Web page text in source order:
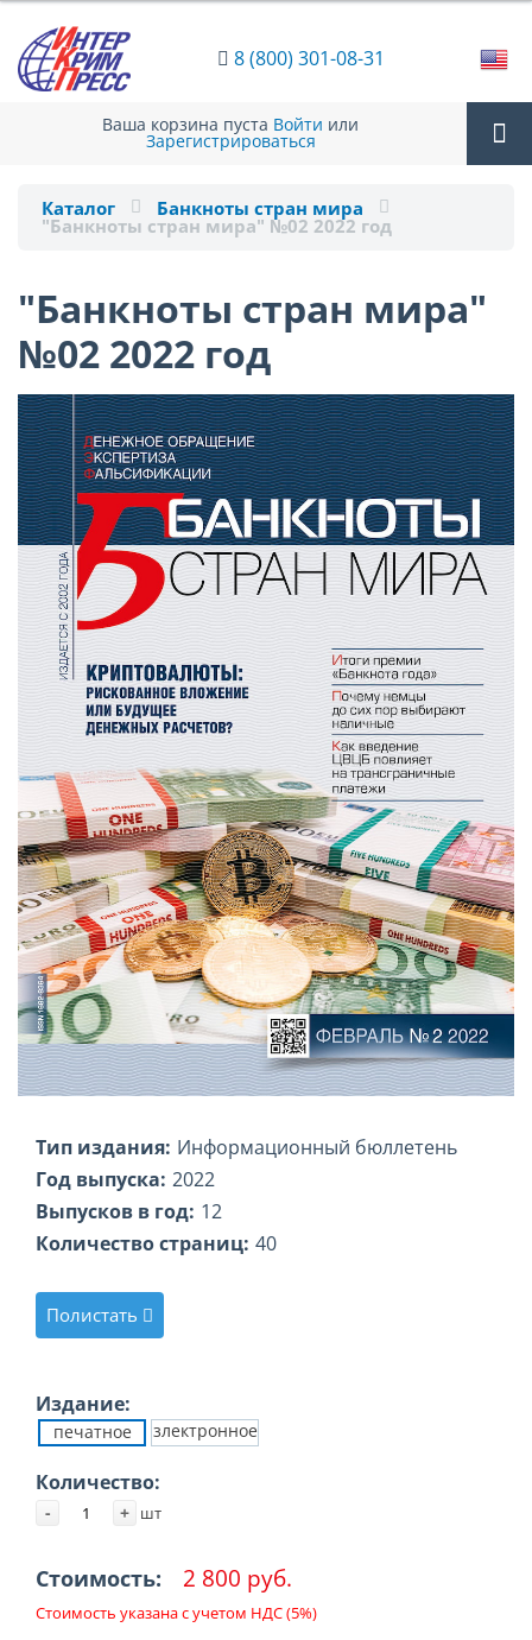
8 (800) 301-08-31
Ваша корзина пуста Войти или
Зарегистрироваться
Каталог Банкноты стран мира
"Банкноты стран мира" №02 2022 год
"Банкноты стран мира"
№02 2022 год
Тип издания: Информационный бюллетень
Год выпуска: 2022
Выпусков в год: 12
Количество страниц: 40
Полистать
Издание:
печатное злектронное
Количество:
- + шт
Стоимость: 2 800 руб.
Стоимость указана с учетом НДС (5%)